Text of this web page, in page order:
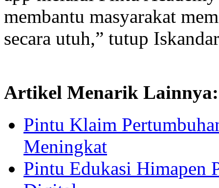
membantu masyarakat
secara utuh,” tutup Iskandar
Artikel Menarik Lainnya:
Pintu Klaim
Meningkat
Pintu Edukasi Himapen